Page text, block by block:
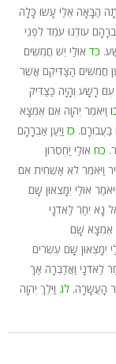
הַבָּאָה אֵלַי עָשׂוּ כָּלָה
עוֹדֶנּוּ עֹמֵד לִפְנֵי
כד אוּלַי יֵשׁ חֲמִשִּׁים
חֲמִשִּׁים הַצַּדִּיקִם אֲשֶׁר
רָשָׁע וְהָיָה כַצַּדִּיק
וַיֹּאמֶר יְהוָה אִם אֶמְצָא
כז וַיַּעַן אַבְרָהָם
כח אוּלַי יַחְסְרוּן
וַיֹּאמֶר לֹא אַשְׁחִית אִם
אוּלַי יִמָּצְאוּן שָׁם
נָא יִחַר לַאדֹנָי
אֶמְצָא שָׁם
יִמָּצְאוּן שָׁם עֶשְׂרִים
לַאדֹנָי וַאֲדַבְּרָה אַךְ
הָעֲשָׂרָה. לג וַיֵּלֶךְ יְהוָה